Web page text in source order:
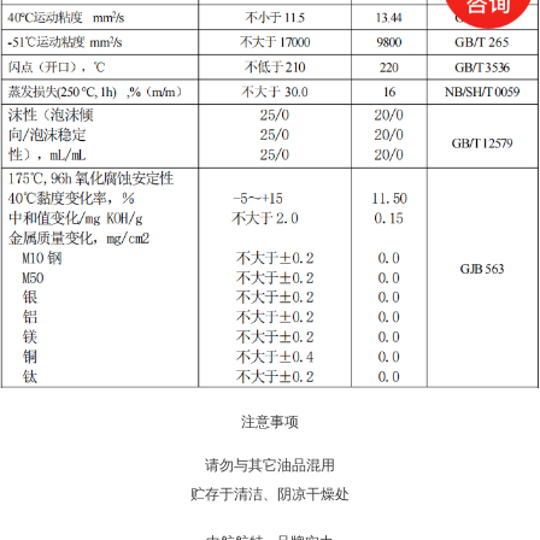
注意事项
请勿与其它油品混用
贮存于清洁、阴凉干燥处